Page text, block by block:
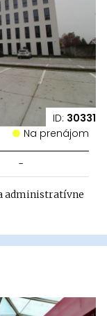
ID: 30331
Na prenájom
-
administratívne